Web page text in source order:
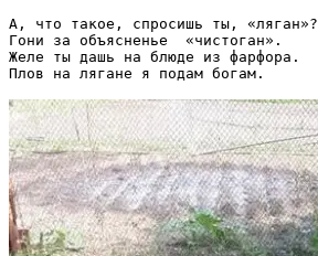
А, что такое, спросишь ты, «ляган»?
Гони за объясненье  «чистоган».
Желе ты дашь на блюде из фарфора.